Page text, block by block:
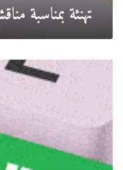
تهنئة بمناسبة
إدراج